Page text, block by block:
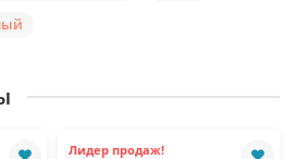
Лидер продаж!